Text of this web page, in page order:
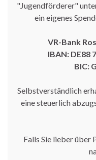
"Jugendförderer"
ein eigenes
VR-Bank
IBAN: DE88
BIC:
Selbstverständlich
eine steuerlich
Falls Sie lieber über